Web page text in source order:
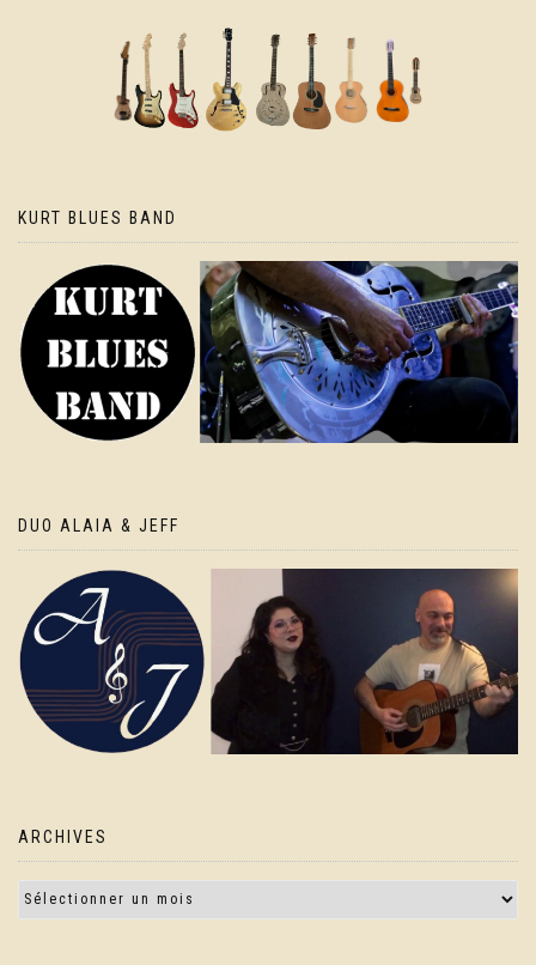
KURT BLUES BAND
DUO ALAIA & JEFF
ARCHIVES